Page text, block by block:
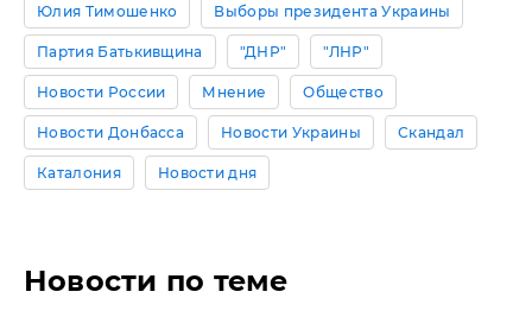
Юлия Тимошенко Выборы президента Украины
Партия Батькивщина "ДНР" "ЛНР"
Новости России Мнение Общество
Новости Донбасса Новости Украины Скандал
Каталония Новости дня
Новости по теме